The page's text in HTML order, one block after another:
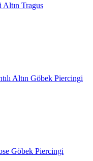
Altın Tragus
Altın Göbek Piercingi
Göbek Piercingi